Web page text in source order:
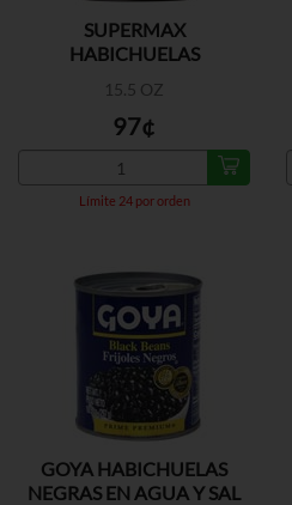
SUPERMAX
HABICHUELAS
15.5 OZ
Límite 24 por orden
97¢
GOYA HABICHUELAS
NEGRAS EN AGUA Y SAL